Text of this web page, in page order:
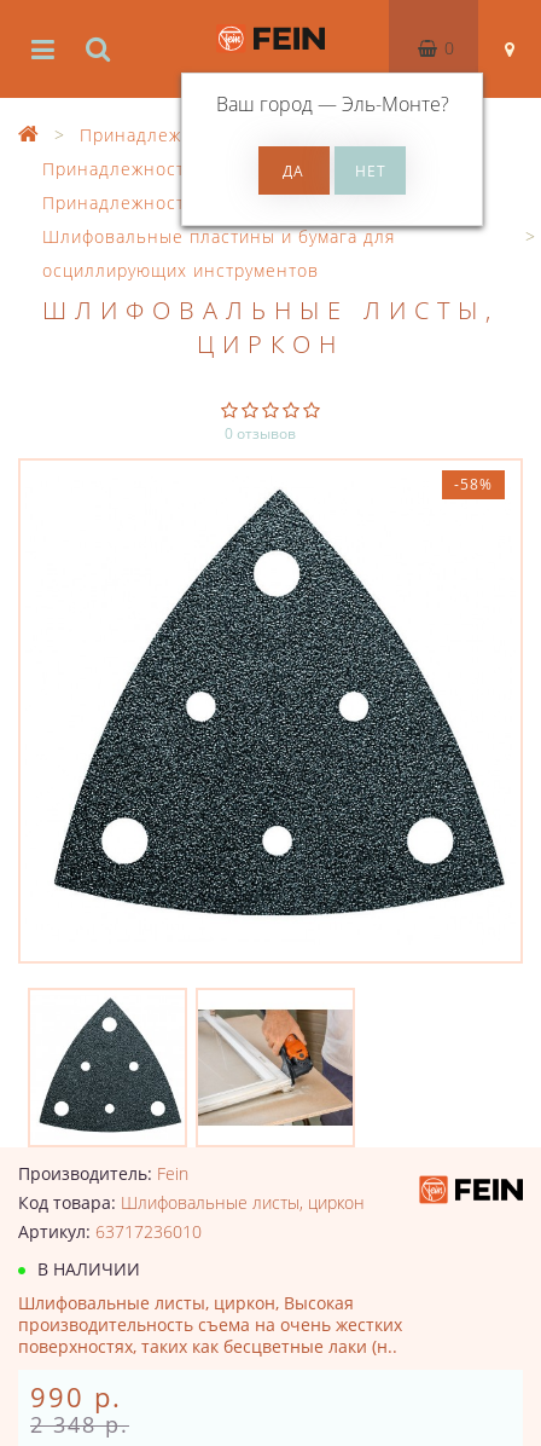
Ваш город —Эль-Монте?
0
Принадлежности
Принадлежности к осцил. инструменту
Принадлежности MultiMaster
Шлифовальные пластины и бумага для
осциллирующих инструментов
ШЛИФОВАЛЬНЫЕ ЛИСТЫ,
ЦИРКОН
0 отзывов
-58%
Производитель: Fein
Код товара: Шлифовальные листы, циркон
Артикул: 63717236010
В НАЛИЧИИ
Шлифовальные листы, циркон, Высокая
производительность съема на очень жестких
поверхностях, таких как бесцветные лаки (н..
990 р.
2 348 р.